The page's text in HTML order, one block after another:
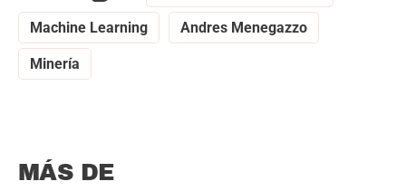
Machine Learning Andres Menegazzo
Minería
MÁS DE